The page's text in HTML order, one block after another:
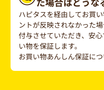
ハピタスを経由してお買
ントが反映されなかった
付与させていただき、安
い物を保証します。
お買い物あんしん保証に